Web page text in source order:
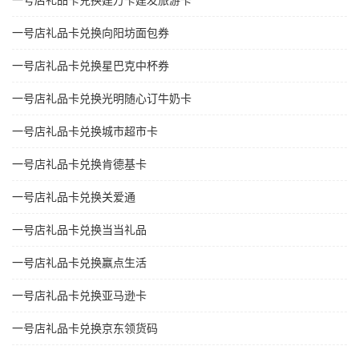
一号店礼品卡兑换向阳坊面包券
一号店礼品卡兑换星巴克中杯券
一号店礼品卡兑换光明随心订牛奶卡
一号店礼品卡兑换城市超市卡
一号店礼品卡兑换肯德基卡
一号店礼品卡兑换关爱通
一号店礼品卡兑换当当礼品
一号店礼品卡兑换赢点生活
一号店礼品卡兑换亚马逊卡
一号店礼品卡兑换京东领货码